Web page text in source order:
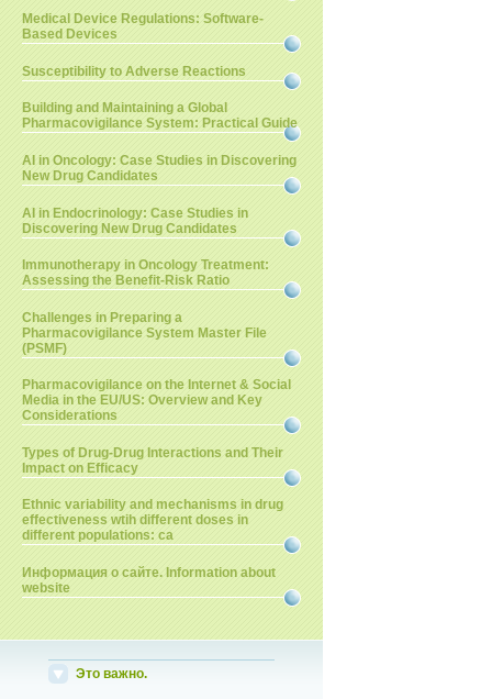
Medical Device Regulations: Software-
Based Devices
Susceptibility to Adverse Reactions
Building and Maintaining a Global
Pharmacovigilance System: Practical Guide
AI in Oncology: Case Studies in Discovering
New Drug Candidates
AI in Endocrinology: Case Studies in
Discovering New Drug Candidates
Immunotherapy in Oncology Treatment:
Assessing the Benefit-Risk Ratio
Challenges in Preparing a
Pharmacovigilance System Master File
(PSMF)
Pharmacovigilance on the Internet & Social
Media in the EU/US: Overview and Key
Considerations
Types of Drug-Drug Interactions and Their
Impact on Efficacy
Ethnic variability and mechanisms in drug
effectiveness wtih different doses in
different populations: ca
Информация о сайте. Information about
website
Это важно.